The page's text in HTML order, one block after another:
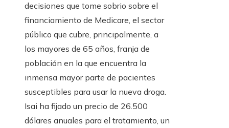
decisiones que tome sobrio sobre el
financiamiento de Medicare, el sector
público que cubre, principalmente, a
los mayores de 65 años, franja de
población en la que encuentra la
inmensa mayor parte de pacientes
susceptibles para usar la nueva droga.
Isai ha fijado un precio de 26.500
dólares anuales para el tratamiento, un